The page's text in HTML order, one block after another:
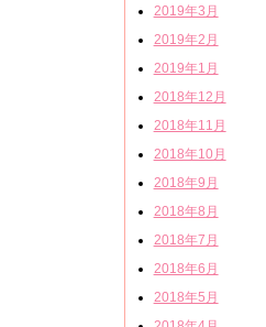
2019年3月
2019年2月
2019年1月
2018年12月
2018年11月
2018年10月
2018年9月
2018年8月
2018年7月
2018年6月
2018年5月